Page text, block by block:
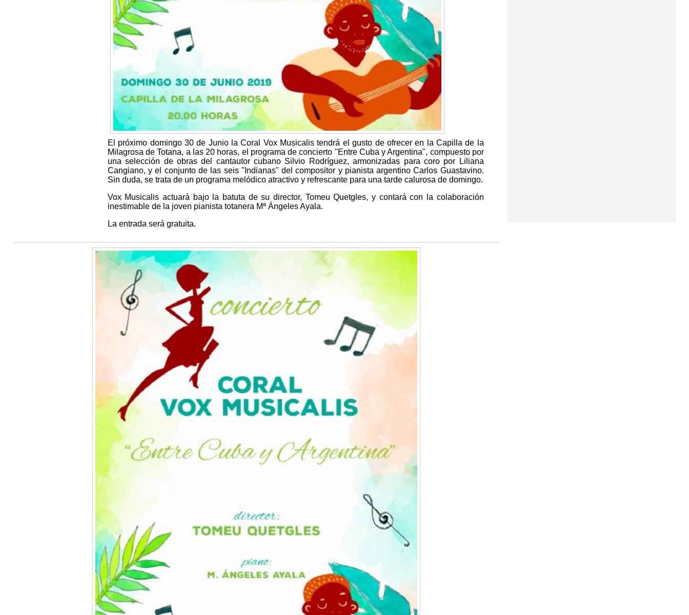
El próximo domingo 30 de Junio la Coral Vox Musicalis tendrá el gusto de ofrecer en la Capilla de la
Milagrosa deTotana, a las 20 horas, el programa de concierto "Entre Cuba y Argentina", compuesto por
una selección de obras del cantautor cubano Silvio Rodríguez, armonizadas para coro por Liliana
Cangiano, y el conjunto de las seis "Indianas" del compositor y pianista argentino Carlos Guastavino.
Sin duda, se trata de un programa melódico atractivo y refrescante para una tarde calurosa de domingo.
Vox Musicalis actuará bajo la batuta de su director, Tomeu Quetgles, y contará con la colaboración
inestimable de la joven pianista totanera Mª Ángeles Ayala.
La entrada será gratuita.